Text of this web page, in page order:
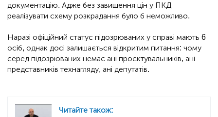
документацію. Адже без завищення цін у ПКД
реалізувати схему розкрадання було б неможливо.
Наразі офіційний статус підозрюваних у справі мають 6
осіб, однак досі залишається відкритим питання: чому
серед підозрюваних немає ані проєктувальників, ані
представників технагляду, ані депутатів.
Читайте також: